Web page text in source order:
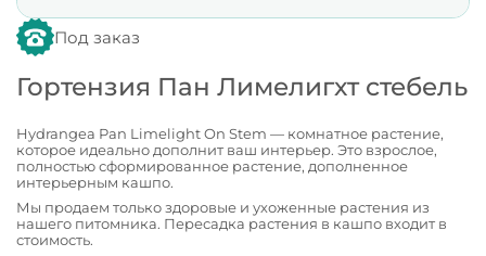
Под заказ
Гортензия Пан Лимелигхт стебель
Hydrangea Pan Limelight On Stem — комнатное растение,
которое идеально дополнит ваш интерьер. Это взрослое,
полностью сформированное растение, дополненное
интерьерным кашпо.
Мы продаем только здоровые и ухоженные растения из
нашего питомника. Пересадка растения в кашпо входит в
стоимость.